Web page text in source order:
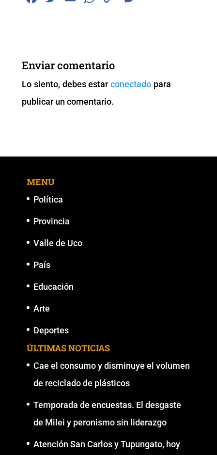
b
o
o
k
A
p
p k
er
Enviar comentario
Lo siento, debes estarconectado para
publicar un comentario.
MENU
Política
Provincia
Valle de Uco
País
Educación
Arte
Deportes
ÚLTIMAS NOTICIAS
Cae el consumo y disminuye el volumen
de reciclado de plásticos
Temporada de encuestas. El desgaste
de Milei y peronismo sin liderazgo
Atención San Carlos y Tupungato, hoy